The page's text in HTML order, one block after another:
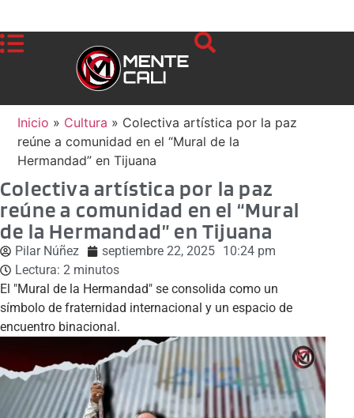
Inicio » Cultura » Colectiva artística por la paz
reúne a comunidad en el “Mural de la
Hermandad” en Tijuana
Colectiva artística por la paz
reúne a comunidad en el “Mural
de la Hermandad” en Tijuana
Pilar Núñez septiembre 22, 2025 10:24 pm
Lectura: 2 minutos
El "Mural de la Hermandad" se consolida como un
símbolo de fraternidad internacional y un espacio de
encuentro binacional.